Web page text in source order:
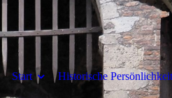
Start Historische